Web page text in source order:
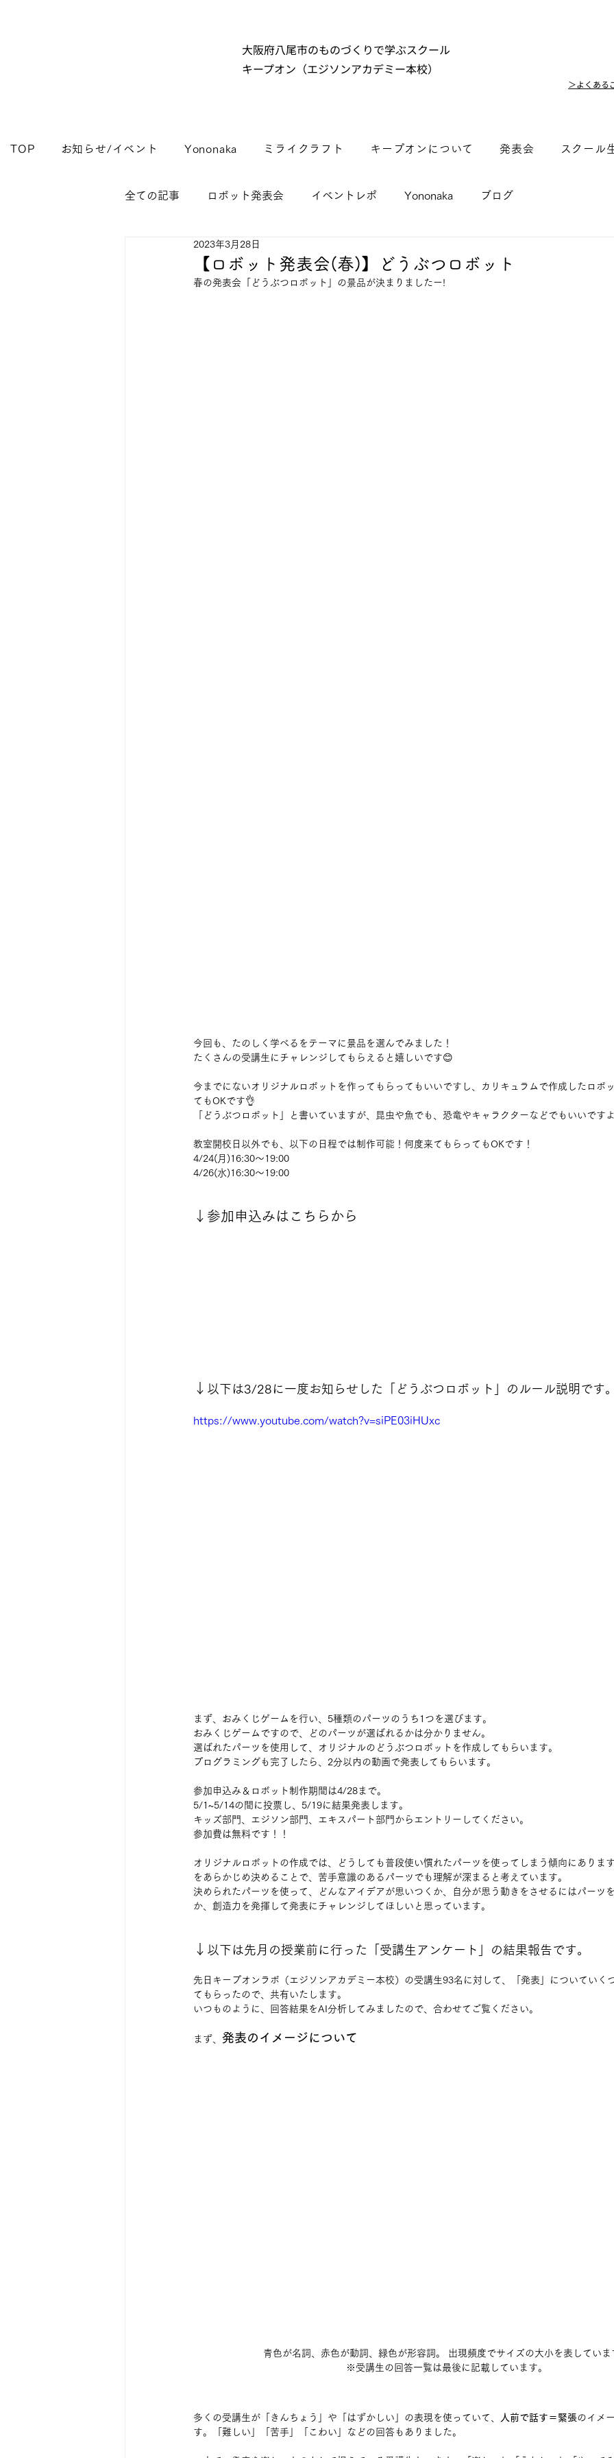
大阪府八尾市のものづくりで学ぶスクール
キープオン（エジソンアカデミー本校）
＞よくある
TOP お知らせ/イベント Yononaka ミライクラフト キープオンについて 発表会 スクール
全ての記事 ロボット発表会 イベントレポ Yononaka ブログ
【ロボット発表会(春)】どうぶつロボット
2023年3月28日
春の発表会「どうぶつロボット」の景品が決まりましたー!
今回も、たのしく学べるをテーマに景品を選んでみました！
たくさんの受講生にチャレンジしてもらえると嬉しいです😊
今までにないオリジナルロボットを作ってもらってもいいですし、カリキュラムで作成したロボ
てもOKです👌
「どうぶつロボット」と書いていますが、昆虫や魚でも、恐竜やキャラクターなどでもいいです
教室開校日以外でも、以下の日程では制作可能！何度来てもらってもOKです！
4/24(月)16:30〜19:00
4/26(水)16:30〜19:00
↓参加申込みはこちらから
↓ 以下は3/28に一度お知らせした「どうぶつロボット」のルール説明です
https://www.youtube.com/watch?v=siPE03iHUxc
まず、おみくじゲームを行い、5種類のパーツのうち1つを選びます。
おみくじゲームですので、どのパーツが選ばれるかは分かりません。
選ばれたパーツを使用して、オリジナルのどうぶつロボットを作成してもらいます。
プログラミングも完了したら、2分以内の動画で発表してもらいます。
参加申込み＆ロボット制作期間は4/28まで。
5/1~5/14の間に投票し、5/19に結果発表します。
キッズ部門、エジソン部門、エキスパート部門からエントリーしてください。
参加費は無料です！！
オリジナルロボットの作成では、どうしても普段使い慣れたパーツを使ってしまう傾向にありま
をあらかじめ決めることで、苦手意識のあるパーツでも理解が深まると考えています。
決められたパーツを使って、どんなアイデアが思いつくか、自分が思う動きをさせるにはパーツ
か、創造力を発揮して発表にチャレンジしてほしいと思っています。
↓ 以下は先月の授業前に行った「受講生アンケート」の結果報告です。
先日キープオンラボ（エジソンアカデミー本校）の受講生93名に対して、「発表」についていく
てもらったので、共有いたします。
いつものように、回答結果をAI分析してみましたので、合わせてご覧ください。
まず、 発表のイメージについて
青色が名詞、赤色が動詞、緑色が形容詞。 出現頻度でサイズの大小を表していま
※受講生の回答一覧は最後に記載しています。
多くの受講生が「きんちょう」や「はずかしい」の表現を使っていて、 人前で話す＝緊張のイメ
す。「難しい」「苦手」「こわい」などの回答もありました。